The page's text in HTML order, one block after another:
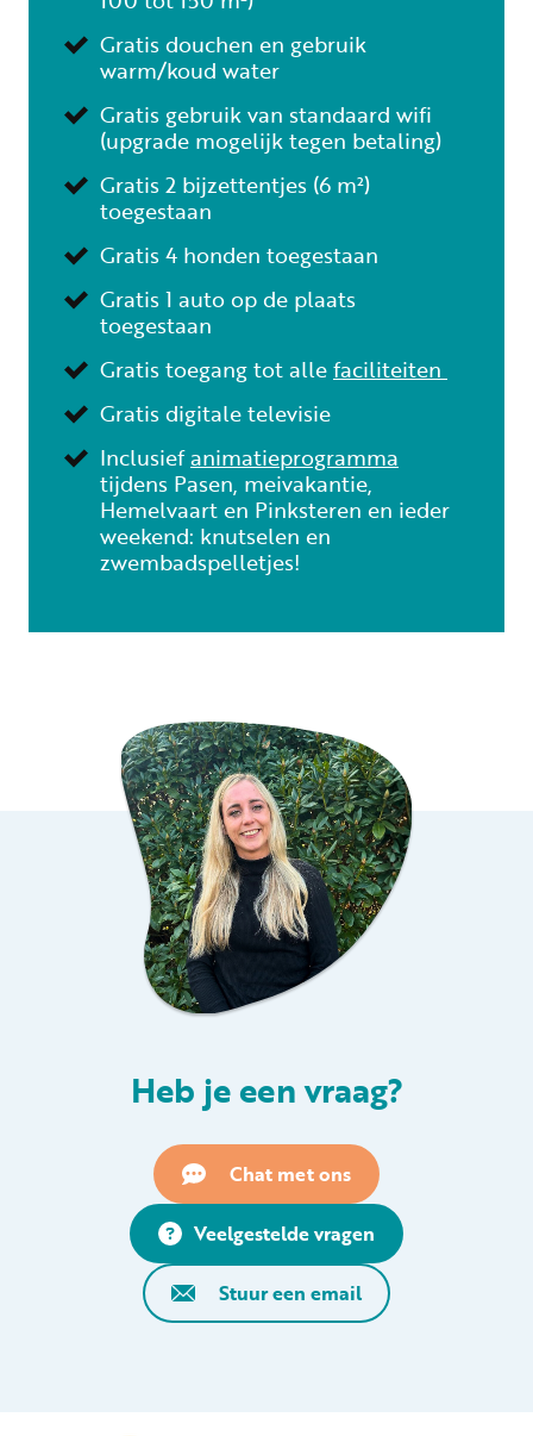
Gratis douchen en gebruik
warm/koud water
Gratis gebruik van standaard wifi
(upgrade mogelijk tegen betaling)
Gratis 2 bijzettentjes (6 m²)
toegestaan
Gratis 4 honden toegestaan
Gratis 1 auto op de plaats
toegestaan
Gratis toegang tot allefaciliteiten
Gratis digitale televisie
Inclusiefanimatieprogramma
tijdens Pasen, meivakantie,
Hemelvaart en Pinksteren en ieder
weekend: knutselen en
zwembadspelletjes!
Heb je een vraag?
Chat met ons
Veelgestelde vragen
Stuur een email